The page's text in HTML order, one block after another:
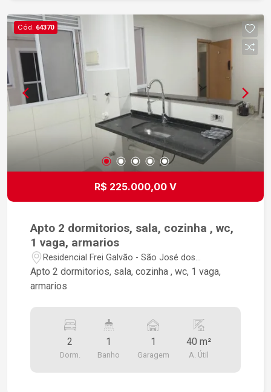
Cód. 64370
R$ 225.000,00 V
Apto 2 dormitorios, sala, cozinha , wc,
1 vaga, armarios
Residencial Frei Galvão - São José dos
Campos/SP
Apto 2 dormitorios, sala, cozinha , wc, 1 vaga,
armarios
2
Dorm.
1
Banho
1
Garagem
40 m²
A. Útil